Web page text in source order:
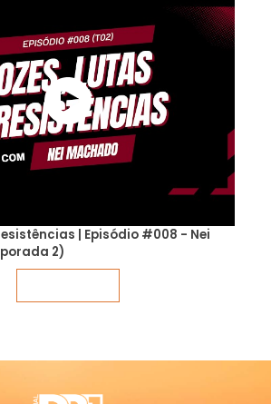
| Episódio #008 - Nei
2)